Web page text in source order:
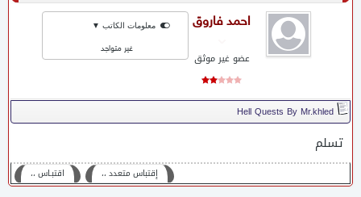
احمد فاروق
عضو غير موثق
معلومات الكاتب ▼
غير متواجد
Hell Quests By Mr.khled
تسلم
اقتبـاس ،، إقتباس متعدد ،،